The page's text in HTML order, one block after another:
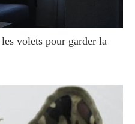
volets pour garder la